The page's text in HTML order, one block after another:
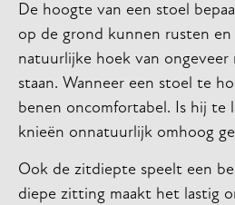
De hoogte van een stoel
op de grond kunnen rusten
natuurlijke hoek van ongeveer
staan. Wanneer een stoel te
benen oncomfortabel. Is hij te
knieën onnatuurlijk omhoog
Ook de zitdiepte speelt een
diepe zitting maakt het lastig